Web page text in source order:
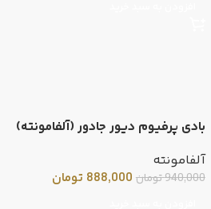
بادی پرفیوم دیور جادور (آلفامونته)
آلفامونته
940,000تومان 888,000 تومان